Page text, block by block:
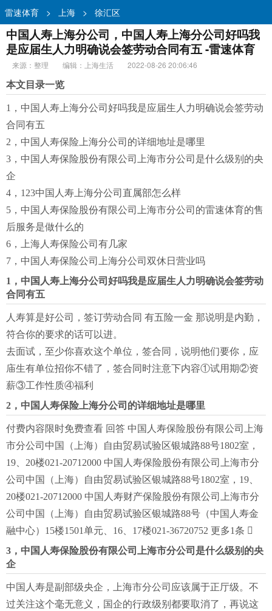
雷速体育 > 上海 > 徐汇区
中国人寿上海分公司，中国人寿上海分公司好吗我
是应届生人力明确说会签劳动合同有五 -雷速体育
来源：整理 编辑：上海生活
2022-08-26 20:06:46
本文目录一览
1，中国人寿上海分公司好吗我是应届生人力明确说会签劳动
合同有五
2，中国人寿保险上海分公司的详细地址是哪里
3，中国人寿保险股份有限公司上海市分公司是什么级别的央
企
4，123中国人寿上海分公司直属部怎么样
5，中国人寿保险股份有限公司上海市分公司的雷速体育的售
后服务是做什么的
6，上海人寿保险公司有几家
7，中国人寿保险公司上海分公司双休日营业吗
1，中国人寿上海分公司好吗我是应届生人力明确说会签劳动
合同有五
人寿算是好公司，签订劳动合同 有五险一金 那说明是内勤，
符合你的要求的话可以进。
去面试，至少你喜欢这个单位，签合同，说明他们要你，应
庙生有单位招你不错了，签合同时注意下内容①试用期②资
薪③工作性质④福利
2，中国人寿保险上海分公司的详细地址是哪里
付费内容限时免费查看 回答 中国人寿保险股份有限公司上海
市分公司中国（上海）自由贸易试验区银城路88号1802室，
19、20楼021-20712000 中国人寿保险股份有限公司上海市分
公司中国（上海）自由贸易试验区银城路88号1802室，19、
20楼021-20712000 中国人寿财产保险股份有限公司上海市分
公司中国（上海）自由贸易试验区银城路88号（中国人寿金
融中心）15楼1501单元、16、17楼021-36720752 更多1条 
3，中国人寿保险股份有限公司上海市分公司是什么级别的央
企
中国人寿是副部级央企，上海市分公司应该属于正厅级。不
过关注这个毫无意义，国企的行政级别都要取消了，再说这